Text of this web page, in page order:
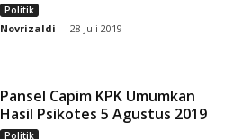
Politik
Novrizaldi - 28 Juli 2019
Pansel Capim KPK Umumkan
Hasil Psikotes 5 Agustus 2019
Politik